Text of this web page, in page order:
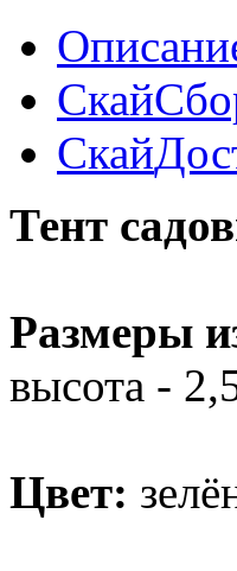
Скай
Скай
Тент
Размеры
высота -
Цвет: